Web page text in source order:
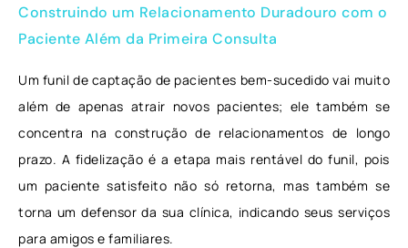
Construindo um Relacionamento Duradouro com o
Paciente Além da Primeira Consulta
Um funil de captação de pacientes bem-sucedido vai muito
além de apenas atrair novos pacientes; ele também se
concentra na construção de relacionamentos de longo
prazo. A fidelização é a etapa mais rentável do funil, pois
um paciente satisfeito não só retorna, mas também se
torna um defensor da sua clínica, indicando seus serviços
para amigos e familiares.